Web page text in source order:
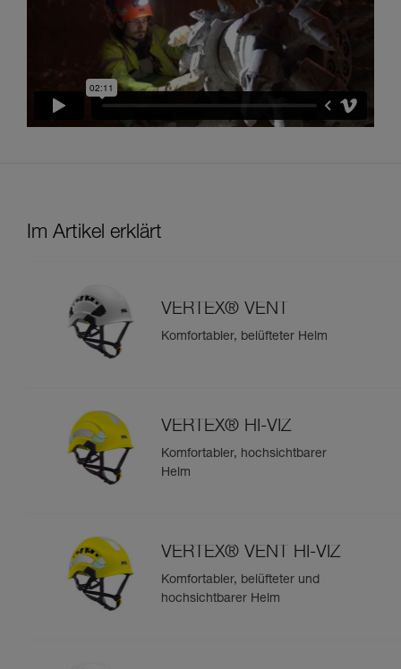
Im Artikel erklärt
VERTEX® VENT
Komfortabler, belüfteter Helm
VERTEX® HI-VIZ
Komfortabler, hochsichtbarer
Helm
VERTEX® VENT HI-VIZ
Komfortabler, belüfteter und
hochsichtbarer Helm